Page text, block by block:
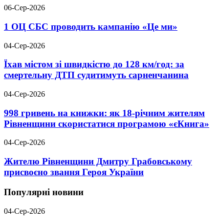
06-Сер-2026
1 ОЦ СБС проводить кампанію «Це ми»
04-Сер-2026
Їхав містом зі швидкістю до 128 км/год: за
смертельну ДТП судитимуть сарненчанина
04-Сер-2026
998 гривень на книжки: як 18-річним жителям
Рівненщини скористатися програмою «єКнига»
04-Сер-2026
Жителю Рівненщини Дмитру Грабовському
присвоєно звання Героя України
Популярні новини
04-Сер-2026